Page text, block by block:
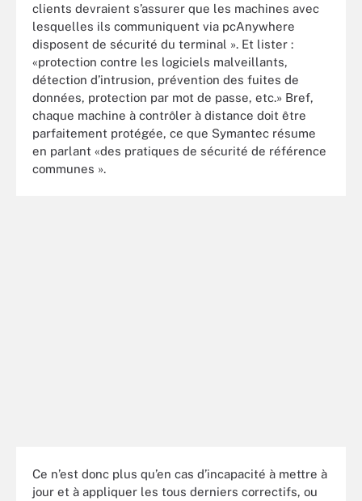
clients devraient s’assurer que les machines avec
lesquelles ils communiquent via pcAnywhere
disposent de sécurité du terminal ». Et lister :
«protection contre les logiciels malveillants,
détection d’intrusion, prévention des fuites de
données, protection par mot de passe, etc.» Bref,
chaque machine à contrôler à distance doit être
parfaitement protégée, ce que Symantec résume
en parlant «des pratiques de sécurité de référence
communes ».
Ce n’est donc plus qu’en cas d’incapacité à mettre à
jour et à appliquer les tous derniers correctifs, ou